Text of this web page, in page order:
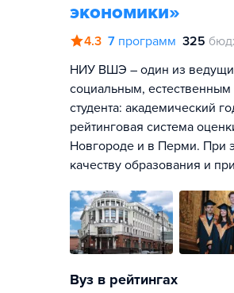
экономики»
4.3 7 программ 325
НИУ ВШЭ – один из
социальным,
студента: академический
рейтинговая система
Новгороде и в Перми. При
качеству образования и
Вуз в рейтингах